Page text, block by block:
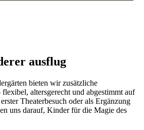
ausflug
bieten wir zusätzliche
altersgerecht und abgestimmt auf
Theaterbesuch oder als Ergänzung
uns darauf, Kinder für die Magie des